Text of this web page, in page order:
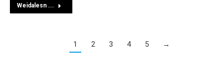
Weidalesn ...
1 2 3 4 5 →